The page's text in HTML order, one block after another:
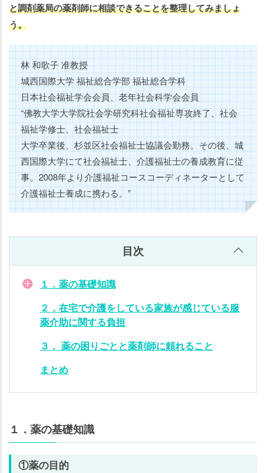
と調剤薬局の薬剤師に相談できることを整理してみましょ
う。
林 和歌子 准教授
城西国際大学 福祉総合学部 福祉総合学科
日本社会福祉学会会員、老年社会科学会会員
“佛教大学大学院社会学研究科社会福祉専攻終了、社会
福祉学修士、社会福祉士
大学卒業後、杉並区社会福祉士協議会勤務。その後、城
西国際大学にて社会福祉士、介護福祉士の養成教育に従
事。2008年より介護福祉コースコーディネーターとして
介護福祉士養成に携わる。”
目次
１．薬の基礎知識
２．在宅で介護をしている家族が感じている服
薬介助に関する負担
３． 薬の困りごとと薬剤師に頼れること
まとめ
１．薬の基礎知識
①薬の目的